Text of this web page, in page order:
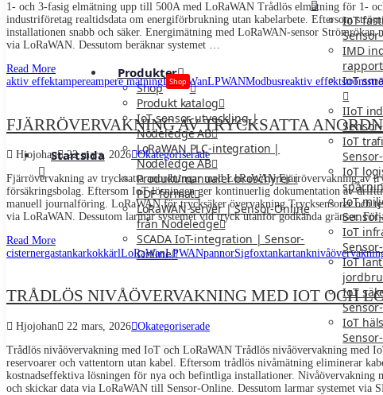
Startsida
Produkter
Shop Shop
Produkt katalog
IoT sensor-utveckling |
Nodeledge AB
LoRaWAN PLC-integration |
Nodeledge AB
Produkt/manualer broschyrer i
PDF format
LoRaWAN server | Sensor-Online
från Nodeledge
SCADA IoT-integration | Sensor-
Online
IoT
IMD
IoT
IIoT
IoT
IoT
IoT
IoT
IoT
IoT
IoT
1- och 3-fasig elmätning upp till 500A med LoRaWAN Trådlös elmätning för 1-
industriföretag realtidsdata om energiförbrukning utan kabelarbete. Eftersom
installationen snabb och säker. Energimätning med LoRaWAN-sensor
via LoRaWAN. Dessutom beräknar systemet …
Read More
aktiv effektampereampere mätningLoRaWanLPWANModbusreaktiv effektström
FJÄRRÖVERVAKNING AV TRYCKSATTA
Hjojohan 22 mars, 2026 Okategoriserade
Fjärrövervakning av trycksatta anordningar med LoRaWAN Fjärrövervakning av
försäkringsbolag. Eftersom IoT-lösningen ger kontinuerlig dokumentation av
manuell journalföring. LoRaWAN för trycksäker övervakning Trycksensorer och
via LoRaWAN. Dessutom larmar systemet vid tryck utanför godkända gränser.
Read More
cisternergastankarkokkärlLoRaWanLPWANpannorSigfoxtankar
TRÅDLÖS NIVÅÖVERVAKNING MED IOT OCH
Hjojohan 22 mars, 2026 Okategoriserade
Trådlös nivåövervakning med IoT och LoRaWAN Trådlös nivåövervakning med
reservoarer och vattentorn utan kabel. Eftersom trådlös nivåmätning eliminerar
kostnadseffektiva lösningen för nya och befintliga installationer. Nivåövervakning
och skickar data via LoRaWAN till Sensor-Online. Dessutom larmar systemet via